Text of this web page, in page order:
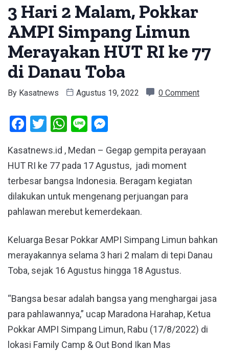
3 Hari 2 Malam, Pokkar
AMPI Simpang Limun
Merayakan HUT RI ke 77
di Danau Toba
By Kasatnews Agustus 19, 2022 0 Comment
Facebook
Twitter
WhatsApp
Line
Kasatnews.id , Medan – Gegap gempita perayaan
HUT RI ke 77 pada 17 Agustus, jadi moment
terbesar bangsa Indonesia. Beragam kegiatan
dilakukan untuk mengenang perjuangan para
pahlawan merebut kemerdekaan.
Keluarga Besar Pokkar AMPI Simpang Limun bahkan
merayakannya selama 3 hari 2 malam di tepi Danau
Toba, sejak 16 Agustus hingga 18 Agustus.
“Bangsa besar adalah bangsa yang menghargai jasa
para pahlawannya,” ucap Maradona Harahap, Ketua
Pokkar AMPI Simpang Limun, Rabu (17/8/2022) di
lokasi Family Camp & Out Bond Ikan Mas